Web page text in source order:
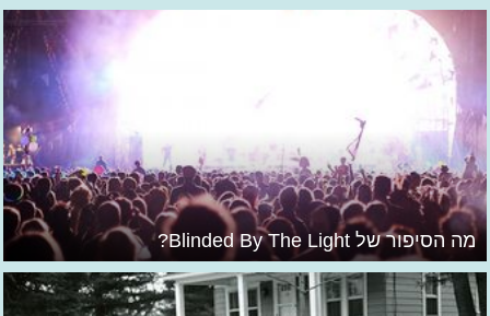
מה הסיפור של Blinded By The Light?